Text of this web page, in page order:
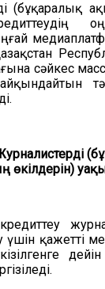
(бұқаралық
сәйкес
өкілдерін)
қажетті